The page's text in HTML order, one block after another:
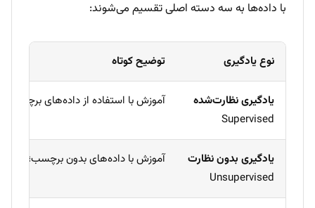
با داده‌ها به سه دسته اصلی تقسیم می‌شوند:
نوع یادگیری توضیح کوتاه
یادگیری نظارت‌شده
Supervised
آموزش با استفاده از داده‌های
یادگیری بدون نظارت
Unsupervised
آموزش با داده‌های بدون برچسب؛ کشف